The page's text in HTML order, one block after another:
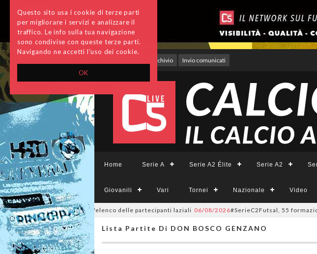
OK
Questo sito usa i cookie di terze parti
per migliorare i servizi e analizzare il
traffico. Le info sulla tua navigazione
sono condivise con queste terze parti.
Navigando ne accetti l'uso dei cookie.
Archivio Invio comunicati
Home Serie A Serie A2 Élite Serie A2
Giovanili Vari Tornei Nazionale Video
ai nastri di partenza: l'elenco delle partecipanti laziali 06/08/2026#SerieC2Futsal, 55 formazioni al
Lista Partite Di DON BOSCO GENZANO